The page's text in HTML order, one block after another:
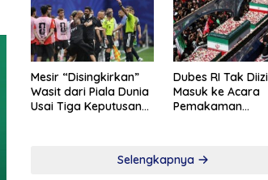
Mesir “Disingkirkan”
Wasit dari Piala Dunia
Usai Tiga Keputusan
Dubes RI Tak
Masuk ke Acara
Pemakaman
Selengkapnya